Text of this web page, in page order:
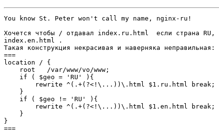
You know St. Peter won't call my name, nginx-ru!
Хочется чтобы / отдавал index.ru.html  если страна
index.en.html .
Такая конструкция некрасивая и наверняка неправильная:
===
location / {
    root   /var/www/vo/www;
    if ( $geo = 'RU' ){
        rewrite ^(.+(?<!\...))\.html $1.ru.html break;
    }
    if ( $geo != 'RU' ){
        rewrite ^(.+(?<!\...))\.html $1.en.html break;
    }
}
===